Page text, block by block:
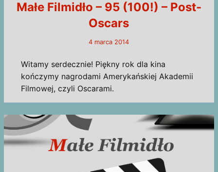
Małe Filmidło – 95 (100!) – Post-
Oscars
4 marca 2014
Witamy serdecznie! Piękny rok dla kina
kończymy nagrodami Amerykańskiej Akademii
Filmowej, czyli Oscarami.